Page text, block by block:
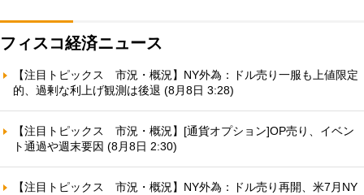
フィスコ経済ニュース
【注目トピックス 市況・概況】NY外為：ドル売り一服も上値限定
的、過剰な利上げ観測は後退 (8月8日 3:28)
【注目トピックス 市況・概況】[通貨オプション]OP売り、イベン
ト通過や週末要因 (8月8日 2:30)
【注目トピックス 市況・概況】NY外為：ドル売り再開、米7月NY